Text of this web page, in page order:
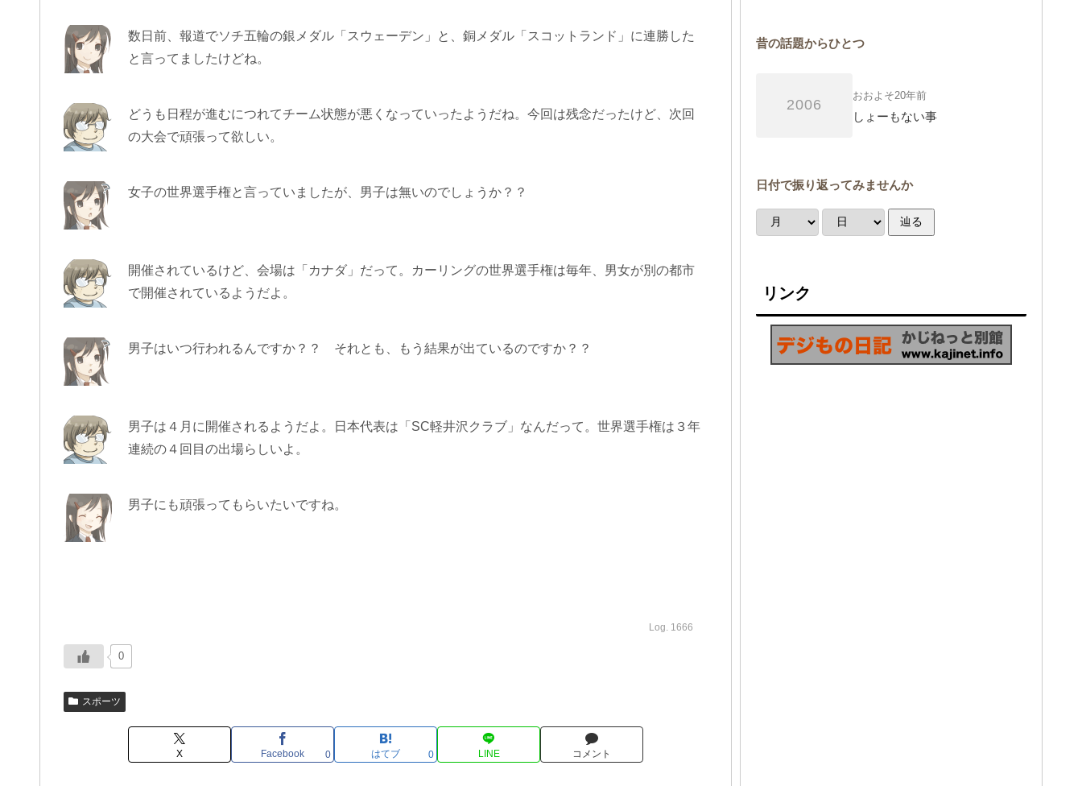
数日前、報道でソチ五輪の銀メダル「スウェーデン」と、銅メダル「スコットランド」に連勝した
と言ってましたけどね。
どうも日程が進むにつれてチーム状態が悪くなっていったようだね。今回は残念だったけど、次回
の大会で頑張って欲しい。
女子の世界選手権と言っていましたが、男子は無いのでしょうか？？
開催されているけど、会場は「カナダ」だって。カーリングの世界選手権は毎年、男女が別の都市
で開催されているようだよ。
男子はいつ行われるんですか？？ それとも、もう結果が出ているのですか？？
男子は４月に開催されるようだよ。日本代表は「SC軽井沢クラブ」なんだって。世界選手権は３年
連続の４回目の出場らしいよ。
男子にも頑張ってもらいたいですね。
Log. 1666
0
スポーツ
X Facebook 0 はてブ 0 LINE コメント
昔の話題からひとつ
2006
おおよそ20年前
しょーもない事
日付で振り返ってみませんか
辿る
リンク